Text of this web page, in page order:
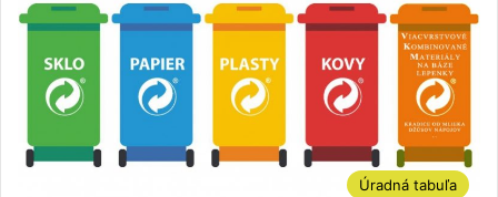
Úradná tabuľa